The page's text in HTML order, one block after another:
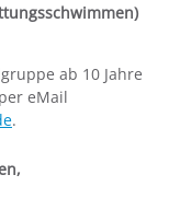
ab 10 Jahre
eMail
.